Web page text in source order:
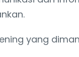
yang